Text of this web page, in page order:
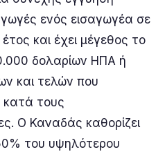
ενός εισαγωγέα σε
και έχει μέγεθος το
δολαρίων ΗΠΑ ή
και τελών που
κατά τους
Ο Καναδάς καθορίζει
του υψηλότερου